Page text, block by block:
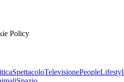
Policy
SpettacoloTelevisionePeople